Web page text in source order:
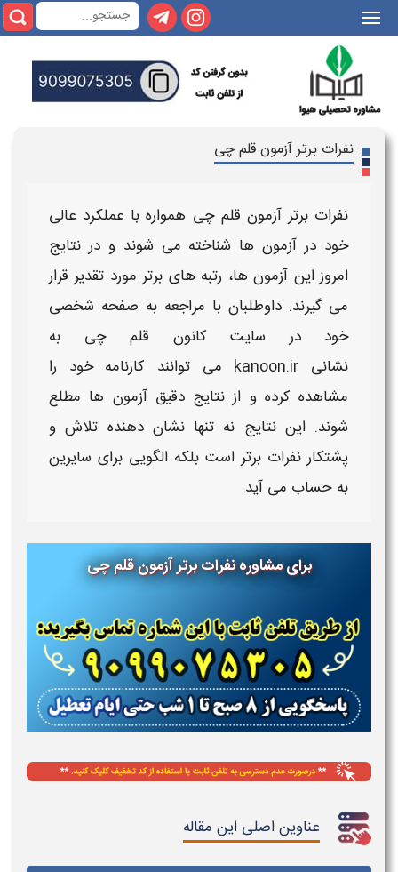
|||
نفرات برتر آزمون قلم چی
نفرات برتر آزمون قلم چی همواره با عملکرد عالی
خود در آزمون‌ ها شناخته می‌ شوند و در نتایج
امروزاین آزمون‌ ها، رتبه‌ های برترمورد تقدیر قرار
می‌ گیرند. داوطلبان با مراجعه به صفحه شخصی
خود در سایت کانون قلم چی به
نشانی
می‌ توانند کارنامه خود را
مشاهده کرده و از نتایج دقیق آزمون‌ ها مطلع
شوند. ایننتایج نه تنها نشان‌ دهنده تلاش و
پشتکار نفرات برتر است بلکه الگویی برای سایرین
به حساب می‌ آید.
برای مشاوره نفرات برتر آزمون قلم چی
عناوین اصلی این مقاله